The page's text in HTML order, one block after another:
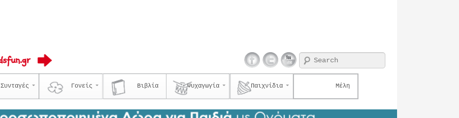
Συνταγές Γονείς Βιβλία Ψυχαγωγία Παιχνίδια Μέλη